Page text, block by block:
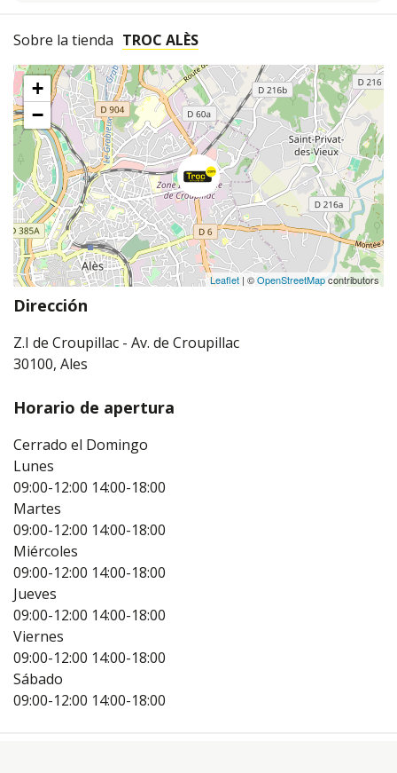
Sobre la tienda TROC ALÈS
+
−
Leaflet | ©OpenStreetMapcontributors
Dirección
Z.I de Croupillac - Av. de Croupillac
30100, Ales
Horario de apertura
Cerrado el Domingo
Lunes
09:00-12:00 14:00-18:00
Martes
09:00-12:00 14:00-18:00
Miércoles
09:00-12:00 14:00-18:00
Jueves
09:00-12:00 14:00-18:00
Viernes
09:00-12:00 14:00-18:00
Sábado
09:00-12:00 14:00-18:00